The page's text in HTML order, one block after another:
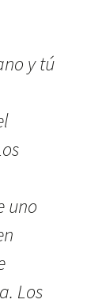
y tú
uno
Los